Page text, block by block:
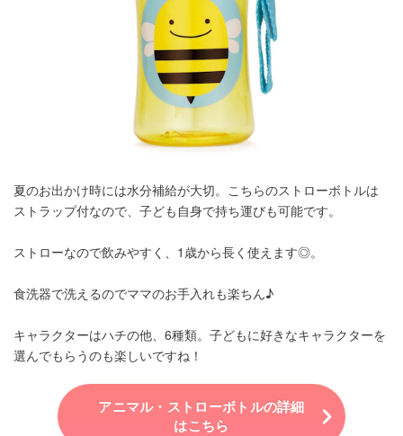
夏のお出かけ時には水分補給が大切。こちらのストローボトルは
ストラップ付なので、子ども自身で持ち運びも可能です。
ストローなので飲みやすく、1歳から長く使えます◎。
食洗器で洗えるのでママのお手入れも楽ちん♪
キャラクターはハチの他、6種類。子どもに好きなキャラクターを
選んでもらうのも楽しいですね！
アニマル・ストローボトルの詳細
はこちら